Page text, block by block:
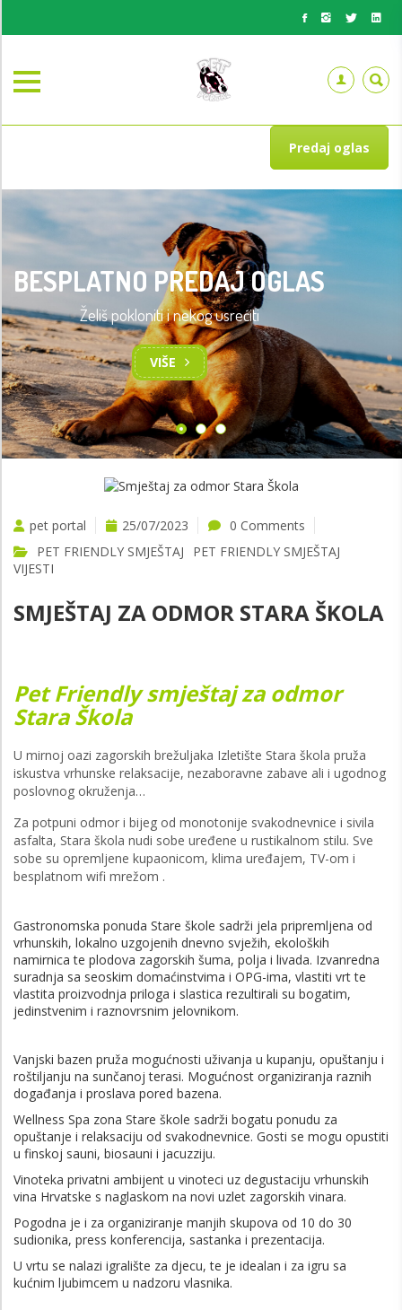
Predaj oglas
BESPLATNO PREDAJ OGLAS
Želiš pokloniti i nekog usrećiti
VIŠE
pet portal 25/07/2023
0 Comments
PET FRIENDLY SMJEŠTAJ
PET FRIENDLY SMJEŠTAJ
VIJESTI
SMJEŠTAJ ZA ODMOR STARA ŠKOLA
Pet Friendly smještaj za odmor
Stara Škola
U mirnoj oazi zagorskih brežuljaka Izletište Stara škola pruža
iskustva vrhunske relaksacije, nezaboravne zabave ali i ugodnog
poslovnog okruženja…
Za potpuni odmor i bijeg od monotonije svakodnevnice i sivila
asfalta, Stara škola nudi sobe uređene u rustikalnom stilu. Sve
sobe su opremljene kupaonicom, klima uređajem, TV-om i
besplatnom wifi mrežom .
Gastronomska ponuda Stare škole sadrži jela pripremljena od
vrhunskih, lokalno uzgojenih dnevno svježih, ekoloških
namirnica te plodova zagorskih šuma, polja i livada. Izvanredna
suradnja sa seoskim domaćinstvima i OPG-ima, vlastiti vrt te
vlastita proizvodnja priloga i slastica rezultirali su bogatim,
jedinstvenim i raznovrsnim jelovnikom.
Vanjski bazen pruža mogućnosti uživanja u kupanju, opuštanju i
roštiljanju na sunčanoj terasi. Mogućnost organiziranja raznih
događanja i proslava pored bazena.
Wellness Spa zona Stare škole sadrži bogatu ponudu za
opuštanje i relaksaciju od svakodnevnice. Gosti se mogu opustiti
u finskoj sauni, biosauni i jacuzziju.
Vinoteka privatni ambijent u vinoteci uz degustaciju vrhunskih
vina Hrvatske s naglaskom na novi uzlet zagorskih vinara.
Pogodna je i za organiziranje manjih skupova od 10 do 30
sudionika, press konferencija, sastanka i prezentacija.
U vrtu se nalazi igralište za djecu, te je idealan i za igru sa
kućnim ljubimcem u nadzoru vlasnika.